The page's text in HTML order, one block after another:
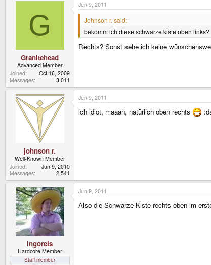
G
Granitehead
Advanced Member
Joined
Oct 16, 2009
Messages
3,011
Jun 9, 2011
Johnson r. said:
bekomm ich diese schwarze kiste oben links?
Rechts? Sonst sehe ich keine
johnson r.
Well-Known Member
Joined
Jun 9, 2010
Messages
2,541
Jun 9, 2011
ich idiot, maaan, natürlich oben rechts
ingoreis
Hardcore Member
Staff member
Jun 9, 2011
Also die Schwarze Kiste rechts oben im